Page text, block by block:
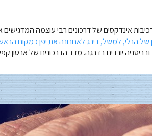
אינדקסים של דרכונים רבי עוצמה
של הנלי, למשל, דירג לאחרונה את יפן כמקום
יורדים בדרגה. מדד הדרכונים של ארטון